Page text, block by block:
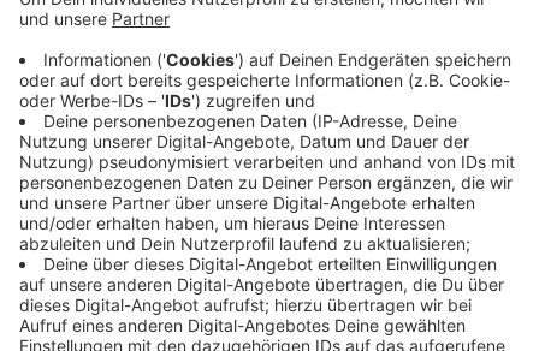
Anzeige
Der Einsatz war aber schnell und glimpflich beendet.
Vor Ort stellte sich raus: Ein technischer Defekt hatte
einen Fehlalarm ausgelöst, sagt die Feuerwehr. Nichts
passiert.
Anzeige